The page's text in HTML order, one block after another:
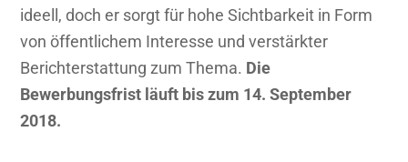
ideell, doch er sorgt für hohe Sichtbarkeit in Form
von öffentlichem Interesse und verstärkter
Berichterstattung zum Thema. Die
Bewerbungsfrist läuft bis zum 14. September
2018.